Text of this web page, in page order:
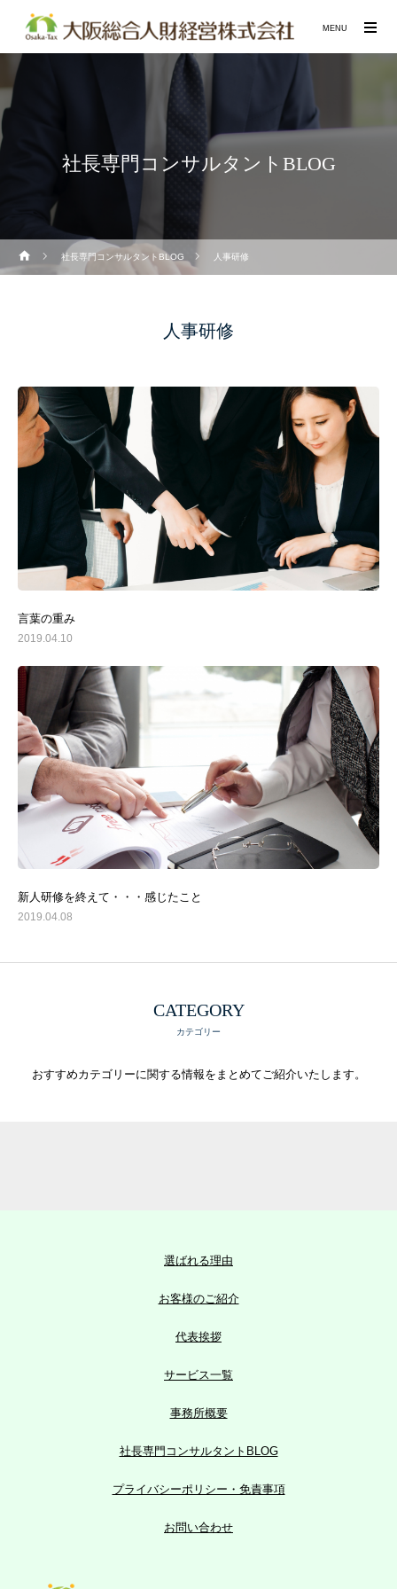
社長専門コンサルタントBLOG
社長専門コンサルタントBLOG 人事研修
人事研修
言葉の重み
2019.04.10
新人研修を終えて・・・感じたこと
2019.04.08
CATEGORY
カテゴリー
おすすめカテゴリーに関する情報をまとめてご紹介いたします。
選ばれる理由
お客様のご紹介
代表挨拶
サービス一覧
事務所概要
社長専門コンサルタントBLOG
プライバシーポリシー・免責事項
お問い合わせ
MENU
選ばれる理由
サービス一覧
経営者ソーシャルスタイル診断
事業承継診断
エンゲージメント診断
組織診断２１
持ち味チェック
業績アップ・言語化アシスタント
セルフケア（コーピング力）診断
ビジョン行動シート支援